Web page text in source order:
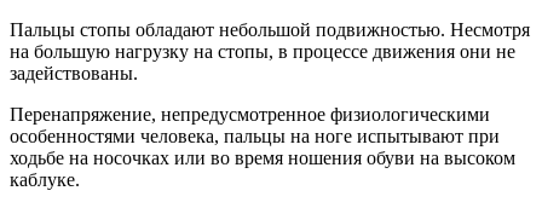
Пальцы стопы обладают небольшой подвижностью. Несмотря
на большую нагрузку на стопы, в процессе движения они не
задействованы.
Перенапряжение, непредусмотренное физиологическими
особенностями человека, пальцы на ноге испытывают при
ходьбе на носочках или во время ношения обуви на высоком
каблуке.